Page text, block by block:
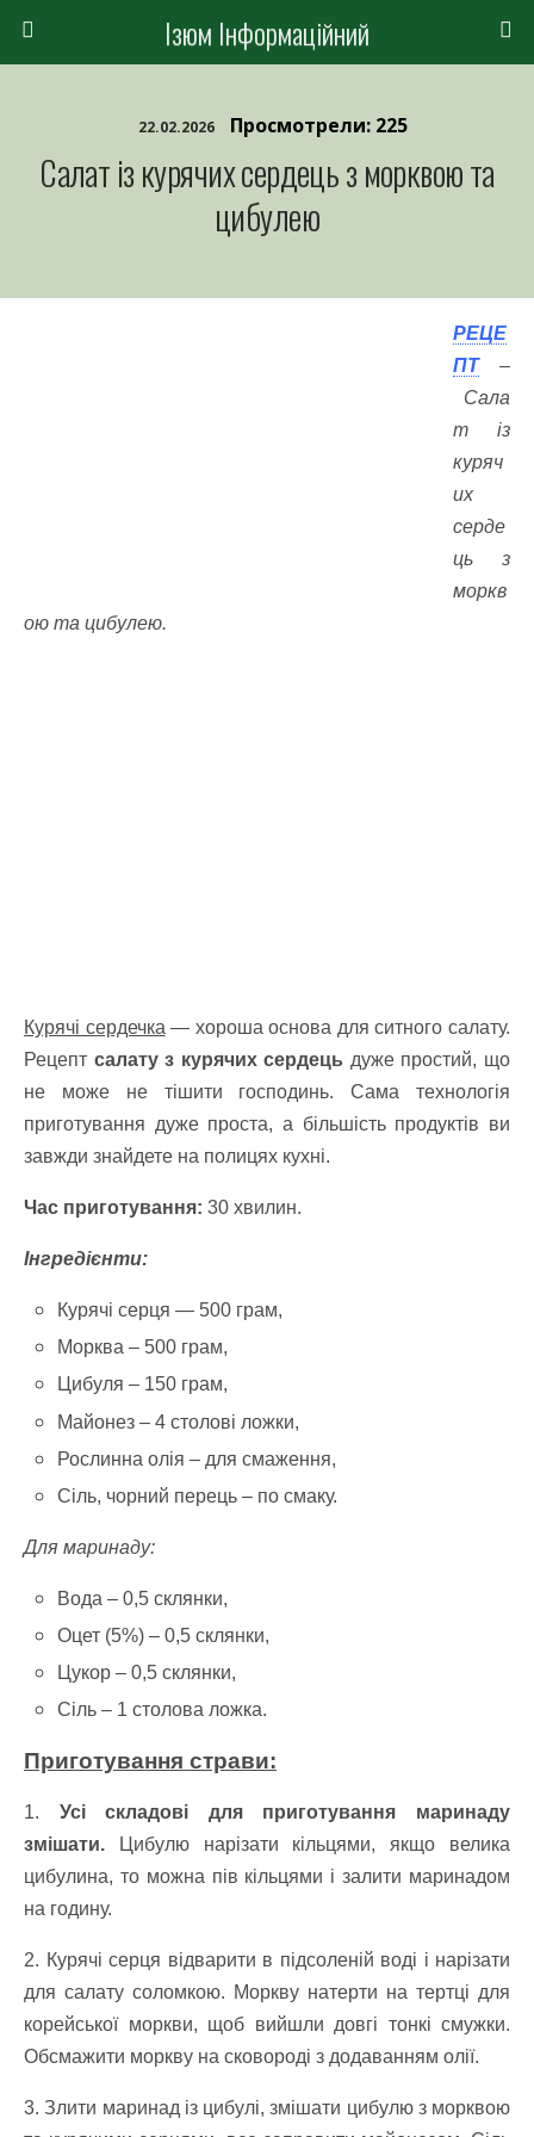
Ізюм Інформаційний
22.02.2026 Просмотрели: 225
Салат із курячих сердець з морквою та
цибулею
РЕЦЕ
ПТ–
Сала
т із
куряч
их
серде
ць з
моркв
ою та цибулею.
Курячі сердечка — хороша основа для ситного салату.
Рецепт салату з курячих сердець дуже простий, що
не може не тішити господинь. Сама технологія
приготування дуже проста, а більшість продуктів ви
завжди знайдете на полицях кухні.
Час приготування: 30 хвилин.
Інгредієнти:
Курячі серця — 500 грам,
Морква – 500 грам,
Цибуля – 150 грам,
Майонез – 4 столові ложки,
Рослинна олія – для смаження,
Сіль, чорний перець – по смаку.
Для маринаду:
Вода – 0,5 склянки,
Оцет (5%) – 0,5 склянки,
Цукор – 0,5 склянки,
Сіль – 1 столова ложка.
Приготування страви:
1. Усі складові для приготування маринаду
змішати. Цибулю нарізати кільцями, якщо велика
цибулина, то можна пів кільцями і залити маринадом
на годину.
2. Курячі серця відварити в підсоленій воді і нарізати
для салату соломкою. Моркву натерти на тертці для
корейської моркви, щоб вийшли довгі тонкі смужки.
Обсмажити моркву на сковороді з додаванням олії.
3. Злити маринад із цибулі, змішати цибулю з морквою